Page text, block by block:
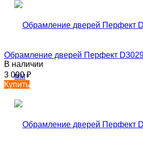
Обрамление дверей Перфект
В наличии
3 090₽
Купить